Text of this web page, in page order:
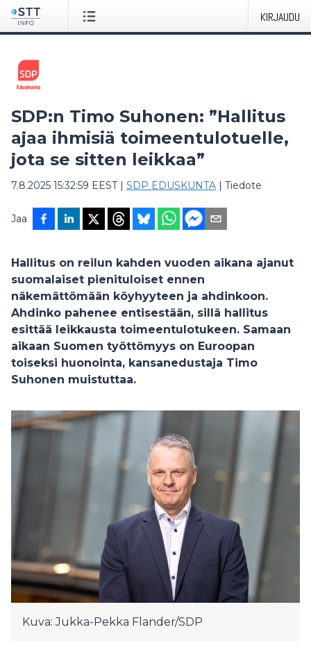
KIRJAUDU
SDP:n Timo Suhonen: ”Hallitus
ajaa ihmisiä toimeentulotuelle,
jota se sitten leikkaa”
7.8.2025 15:32:59 EEST| SDP EDUSKUNTA | Tiedote
Jaa
Hallitus on reilun kahden vuoden aikana ajanut
suomalaiset pienituloiset ennen
näkemättömään köyhyyteen ja ahdinkoon.
Ahdinko pahenee entisestään, sillä hallitus
esittää leikkausta toimeentulotukeen. Samaan
aikaan Suomen työttömyys on Euroopan
toiseksi huonointa, kansanedustaja Timo
Suhonen muistuttaa.
Kuva: Jukka-Pekka Flander/SDP